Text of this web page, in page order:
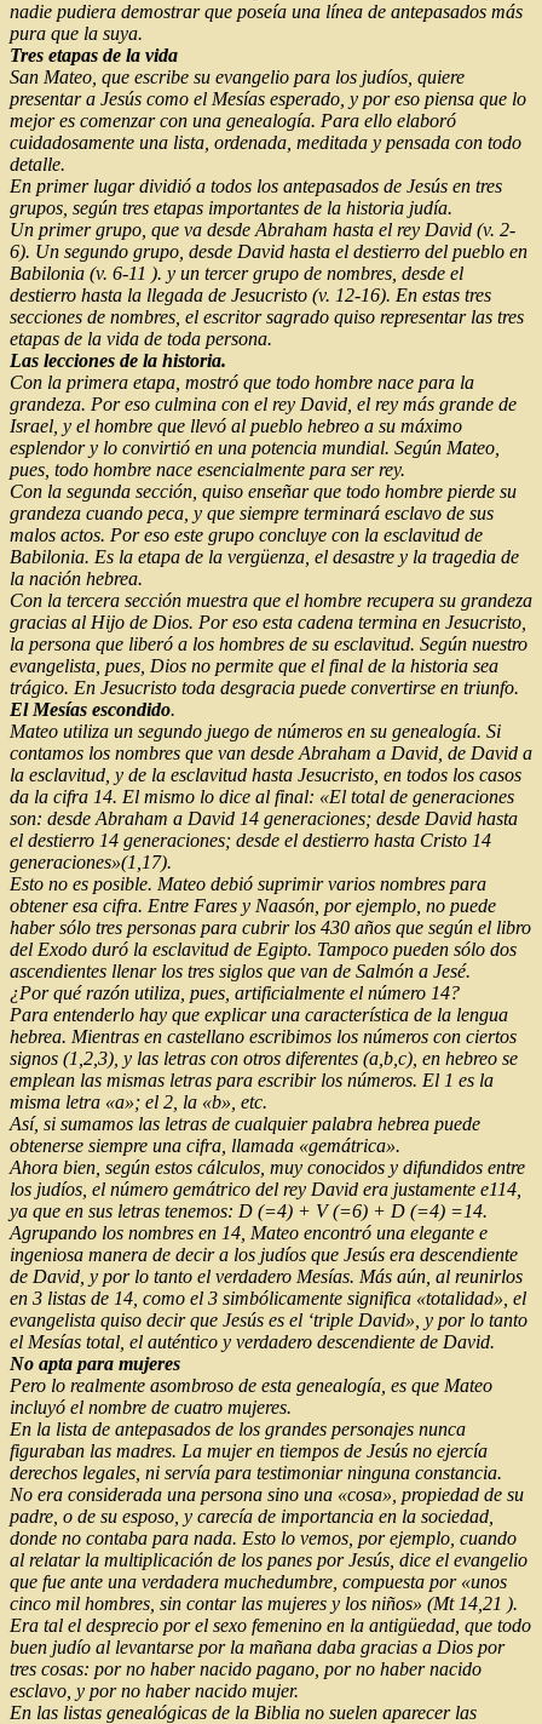
nadie pudiera demostrar que poseía una línea de antepasados más
pura que la suya.
Tres etapas de la vida
San Mateo, que escribe su evangelio para los judíos, quiere
presentar a Jesús como el Mesías esperado, y por eso piensa que lo
mejor es comenzar con una genealogía. Para ello elaboró
cuidadosamente una lista, ordenada, meditada y pensada con todo
detalle.
En primer lugar dividió a todos los antepasados de Jesús en tres
grupos, según tres etapas importantes de la historia judía.
Un primer grupo, que va desde Abraham hasta el rey David (v. 2-
6). Un segundo grupo, desde David hasta el destierro del pueblo en
Babilonia (v. 6-11 ). y un tercer grupo de nombres, desde el
destierro hasta la llegada de Jesucristo (v. 12-16). En estas tres
secciones de nombres, el escritor sagrado quiso representar las tres
etapas de la vida de toda persona.
Las lecciones de la historia.
Con la primera etapa, mostró que todo hombre nace para la
grandeza. Por eso culmina con el rey David, el rey más grande de
Israel, y el hombre que llevó al pueblo hebreo a su máximo
esplendor y lo convirtió en una potencia mundial. Según Mateo,
pues, todo hombre nace esencialmente para ser rey.
Con la segunda sección, quiso enseñar que todo hombre pierde su
grandeza cuando peca, y que siempre terminará esclavo de sus
malos actos. Por eso este grupo concluye con la esclavitud de
Babilonia. Es la etapa de la vergüenza, el desastre y la tragedia de
la nación hebrea.
Con la tercera sección muestra que el hombre recupera su grandeza
gracias al Hijo de Dios. Por eso esta cadena termina en Jesucristo,
la persona que liberó a los hombres de su esclavitud. Según nuestro
evangelista, pues, Dios no permite que el final de la historia sea
trágico. En Jesucristo toda desgracia puede convertirse en triunfo.
El Mesías escondido.
Mateo utiliza un segundo juego de números en su genealogía. Si
contamos los nombres que van desde Abraham a David, de David a
la esclavitud, y de la esclavitud hasta Jesucristo, en todos los casos
da la cifra 14. El mismo lo dice al final: «El total de generaciones
son: desde Abraham a David 14 generaciones; desde David hasta
el destierro 14 generaciones; desde el destierro hasta Cristo 14
generaciones»(1,17).
Esto no es posible. Mateo debió suprimir varios nombres para
obtener esa cifra. Entre Fares y Naasón, por ejemplo, no puede
haber sólo tres personas para cubrir los 430 años que según el libro
del Exodo duró la esclavitud de Egipto. Tampoco pueden sólo dos
ascendientes llenar los tres siglos que van de Salmón a Jesé.
¿Por qué razón utiliza, pues, artificialmente el número 14?
Para entenderlo hay que explicar una característica de la lengua
hebrea. Mientras en castellano escribimos los números con ciertos
signos (1,2,3), y las letras con otros diferentes (a,b,c), en hebreo se
emplean las mismas letras para escribir los números. El 1 es la
misma letra «a»; el 2, la «b», etc.
Así, si sumamos las letras de cualquier palabra hebrea puede
obtenerse siempre una cifra, llamada «gemátrica».
Ahora bien, según estos cálculos, muy conocidos y difundidos entre
los judíos, el número gemátrico del rey David era justamente e114,
ya que en sus letras tenemos: D (=4) + V (=6) + D (=4) =14.
Agrupando los nombres en 14, Mateo encontró una elegante e
ingeniosa manera de decir a los judíos que Jesús era descendiente
de David, y por lo tanto el verdadero Mesías. Más aún, al reunirlos
en 3 listas de 14, como el 3 simbólicamente significa «totalidad», el
evangelista quiso decir que Jesús es el ‘triple David», y por lo tanto
el Mesías total, el auténtico y verdadero descendiente de David.
No apta para mujeres
Pero lo realmente asombroso de esta genealogía, es que Mateo
incluyó el nombre de cuatro mujeres.
En la lista de antepasados de los grandes personajes nunca
figuraban las madres. La mujer en tiempos de Jesús no ejercía
derechos legales, ni servía para testimoniar ninguna constancia.
No era considerada una persona sino una «cosa», propiedad de su
padre, o de su esposo, y carecía de importancia en la sociedad,
donde no contaba para nada. Esto lo vemos, por ejemplo, cuando
al relatar la multiplicación de los panes por Jesús, dice el evangelio
que fue ante una verdadera muchedumbre, compuesta por «unos
cinco mil hombres, sin contar las mujeres y los niños» (Mt 14,21 ).
Era tal el desprecio por el sexo femenino en la antigüedad, que todo
buen judío al levantarse por la mañana daba gracias a Dios por
tres cosas: por no haber nacido pagano, por no haber nacido
esclavo, y por no haber nacido mujer.
En las listas genealógicas de la Biblia no suelen aparecer las